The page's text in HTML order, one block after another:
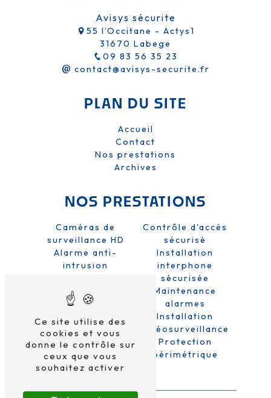
Avisys sécurite
55 l’Occitane - Actys1
31670 Labege
09 83 56 35 23
contact@avisys-securite.fr
PLAN DU SITE
Accueil
Contact
Nos prestations
Archives
NOS PRESTATIONS
Caméras de
surveillance HD
Alarme anti-
intrusion
et entreprise
Système de
sécurité
Alarme sans fil
Contrôle d'accès
sécurisé
Installation
interphone
sécurisée
Maintenance
alarmes
Installation
vidéosurveillance
Protection
périmétrique
Ce site utilise des
cookies et vous
donne le contrôle sur
ceux que vous
souhaitez activer